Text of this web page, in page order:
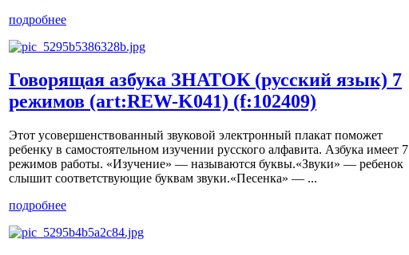
подробнее
Говорящая азбука ЗНАТОК (русский язык) 7
режимов (art:REW-K041) (f:102409)
Этот усовершенствованный звуковой электронный плакат поможет
ребенку в самостоятельном изучении русского алфавита. Азбука имеет 7
режимов работы. «Изучение» — называются буквы.«Звуки» — ребенок
слышит соответствующие буквам звуки.«Песенка» — ...
подробнее